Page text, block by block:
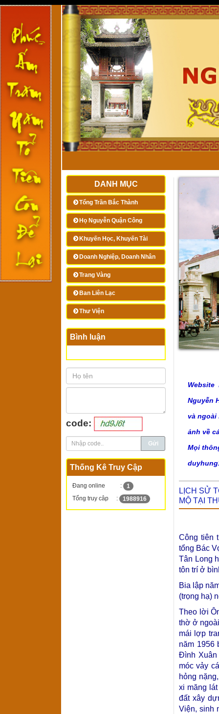
DANH MỤC
Tổng Trần Bắc Thành
Họ Nguyễn Quận Công
Khuyến Học, Khuyến Tài
Doanh Nghiệp, Doanh Nhân
Trang Vàng
Ban Liên Lạc
Thư Viện
Bình luận
code:
Thống Kê Truy Cập
Đang online :
1
Tổng truy câp
: 1988916
Website
Nguyễn
và ngoài
ảnh về
Mọi
LỊCH SỬ
MỘ TẠI
Công tiên
tổng Bác
Tân Long
tôn trí ở
Bia lập
(trọng hạ)
Theo lời
thờ ở
mái lợp
năm 1956
Đình Xuân
móc vảy
hỏng
xi măng
đất xây
Viện, sinh